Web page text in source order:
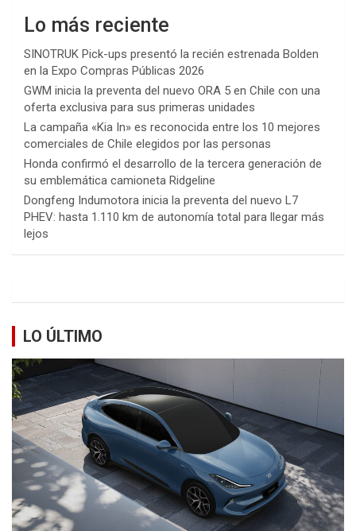
Lo más reciente
SINOTRUK Pick-ups presentó la recién estrenada Bolden
en la Expo Compras Públicas 2026
GWM inicia la preventa del nuevo ORA 5 en Chile con una
oferta exclusiva para sus primeras unidades
La campaña «Kia In» es reconocida entre los 10 mejores
comerciales de Chile elegidos por las personas
Honda confirmó el desarrollo de la tercera generación de
su emblemática camioneta Ridgeline
Dongfeng Indumotora inicia la preventa del nuevo L7
PHEV: hasta 1.110 km de autonomía total para llegar más
lejos
LO ÚLTIMO